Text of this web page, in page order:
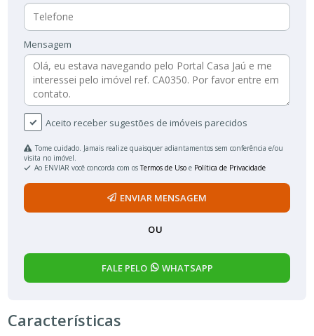
Mensagem
Aceito receber sugestões de imóveis parecidos
Tome cuidado. Jamais realize quaisquer adiantamentos sem conferência e/ou
visita no imóvel.
Ao ENVIAR você concorda com osTermos de Uso e Política de Privacidade
ENVIAR MENSAGEM
OU
FALE PELO WHATSAPP
Características